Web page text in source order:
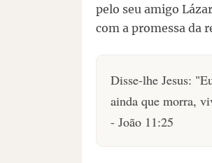
pelo seu amigo
com a promessa da
Disse-lhe Jesus:
ainda que morra,
- João 11:25